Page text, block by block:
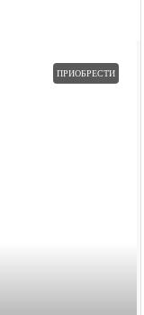
ПРИОБРЕСТИ